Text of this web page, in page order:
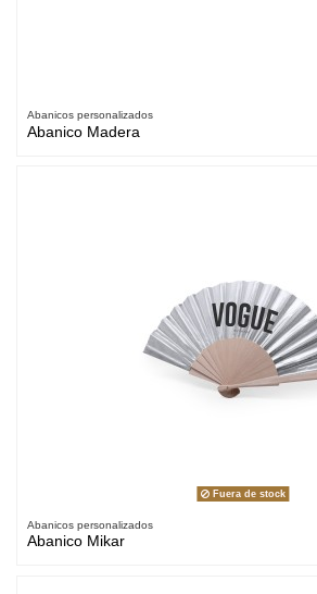
Abanicos personalizados
Abanico Madera
Fuera de stock
Abanicos personalizados
Abanico Mikar